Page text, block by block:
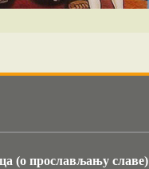
(о прослављању славе)